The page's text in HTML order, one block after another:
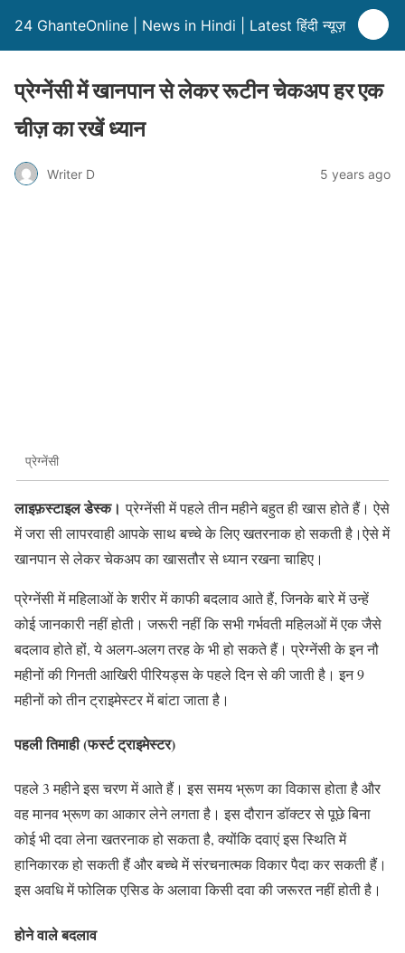
24 GhanteOnline | News in Hindi | Latest हिंदी न्यूज़
प्रेग्नेंसी में खानपान से लेकर रूटीन चेकअप हर एक
चीज़ का रखें ध्यान
Writer D 5 years ago
प्रेग्नेंसी
लाइफ़स्टाइल डेस्क।प्रेग्नेंसी में पहले तीन महीने बहुत ही खास होते हैं। ऐसे
में जरा सी लापरवाही आपके साथ बच्चे के लिए खतरनाक हो सकती है।ऐसे में
खानपान से लेकर चेकअप का खासतौर से ध्यान रखना चाहिए।
प्रेग्नेंसी में महिलाओं के शरीर में काफी बदलाव आते हैं, जिनके बारे में उन्हें
कोई जानकारी नहीं होती। जरूरी नहीं कि सभी गर्भवती महिलओं में एक जैसे
बदलाव होते हों, ये अलग-अलग तरह के भी हो सकते हैं। प्रेग्नेंसी के इन नौ
महीनों की गिनती आखिरी पीरियड्स के पहले दिन से की जाती है। इन 9
महीनों को तीन ट्राइमेस्टर में बांटा जाता है।
पहली तिमाही (फर्स्ट ट्राइमेस्टर)
पहले 3 महीने इस चरण में आते हैं। इस समय भ्रूण का विकास होता है और
वह मानव भ्रूण का आकार लेने लगता है। इस दौरान डॉक्टर से पूछे बिना
कोई भी दवा लेना खतरनाक हो सकता है, क्योंकि दवाएं इस स्थिति में
हानिकारक हो सकती हैं और बच्चे में संरचनात्मक विकार पैदा कर सकती हैं।
इस अवधि में फोलिक एसिड के अलावा किसी दवा की जरूरत नहीं होती है।
होने वाले बदलाव